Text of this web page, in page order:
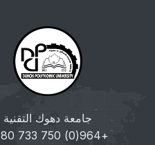
جامعة دهوك التقنية
+964(0) 750 733 2080